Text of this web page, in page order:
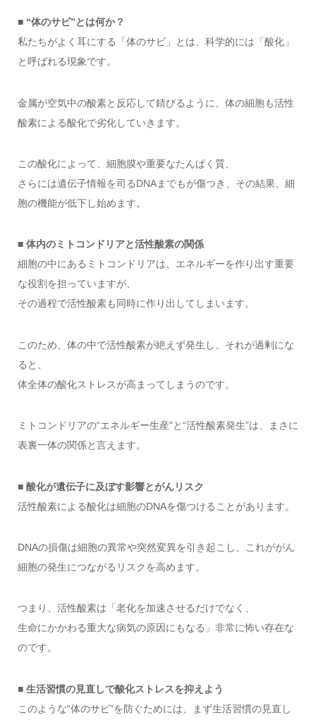
■ “体のサビ”とは何か？
私たちがよく耳にする「体のサビ」とは、科学的には「酸化」
と呼ばれる現象です。
金属が空気中の酸素と反応して錆びるように、体の細胞も活性
酸素による酸化で劣化していきます。
この酸化によって、細胞膜や重要なたんぱく質、
さらには遺伝子情報を司るDNAまでもが傷つき、その結果、細
胞の機能が低下し始めます。
■ 体内のミトコンドリアと活性酸素の関係
細胞の中にあるミトコンドリアは、エネルギーを作り出す重要
な役割を担っていますが、
その過程で活性酸素も同時に作り出してしまいます。
このため、体の中で活性酸素が絶えず発生し、それが過剰にな
ると、
体全体の酸化ストレスが高まってしまうのです。
ミトコンドリアの“エネルギー生産”と“活性酸素発生”は、まさに
表裏一体の関係と言えます。
■ 酸化が遺伝子に及ぼす影響とがんリスク
活性酸素による酸化は細胞のDNAを傷つけることがあります。
DNAの損傷は細胞の異常や突然変異を引き起こし、これががん
細胞の発生につながるリスクを高めます。
つまり、活性酸素は「老化を加速させるだけでなく、
生命にかかわる重大な病気の原因にもなる」非常に怖い存在な
のです。
■ 生活習慣の見直しで酸化ストレスを抑えよう
このような“体のサビ”を防ぐためには、まず生活習慣の見直し